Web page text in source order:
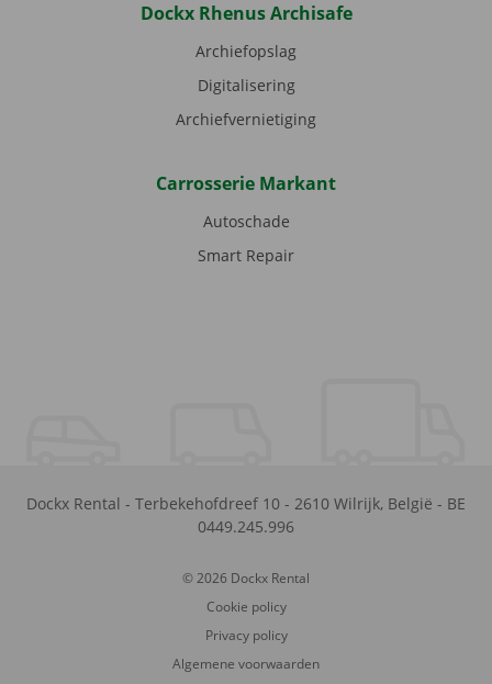
Dockx Rhenus Archisafe
Archiefopslag
Digitalisering
Archiefvernietiging
Carrosserie Markant
Autoschade
Smart Repair
Dockx Rental - Terbekehofdreef 10 - 2610 Wilrijk, België - BE
0449.245.996
© 2026 Dockx Rental
Cookie policy
Privacy policy
Algemene voorwaarden